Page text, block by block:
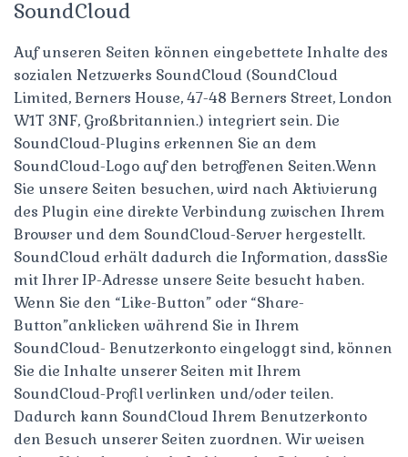
SoundCloud
Auf unseren Seiten können eingebettete Inhalte des
sozialen Netzwerks SoundCloud (SoundCloud
Limited, Berners House, 47-48 Berners Street, London
W1T 3NF, Großbritannien.) integriert sein. Die
SoundCloud-Plugins erkennen Sie an dem
SoundCloud-Logo auf den betroffenen Seiten.Wenn
Sie unsere Seiten besuchen, wird nach Aktivierung
des Plugin eine direkte Verbindung zwischen Ihrem
Browser und dem SoundCloud-Server hergestellt.
SoundCloud erhält dadurch die Information, dassSie
mit Ihrer IP-Adresse unsere Seite besucht haben.
Wenn Sie den “Like-Button” oder “Share-
Button”anklicken während Sie in Ihrem
SoundCloud- Benutzerkonto eingeloggt sind, können
Sie die Inhalte unserer Seiten mit Ihrem
SoundCloud-Profil verlinken und/oder teilen.
Dadurch kann SoundCloud Ihrem Benutzerkonto
den Besuch unserer Seiten zuordnen. Wir weisen